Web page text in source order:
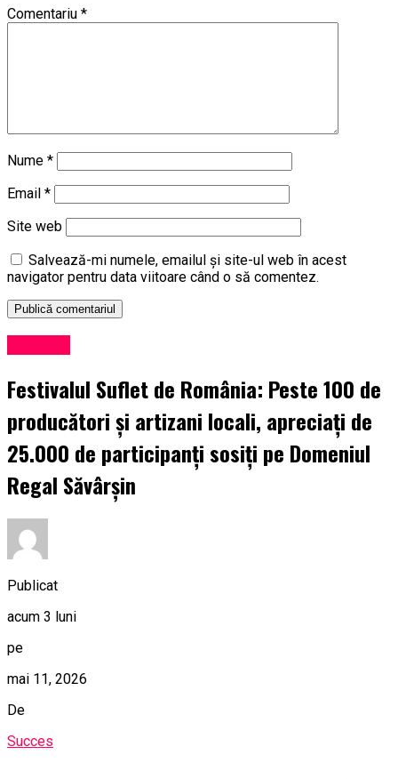
Comentariu *
Nume *
Email *
Site web
Salvează-mi numele, emailul și site-ul web în acest
navigator pentru data viitoare când o să comentez.
Festivalul Suflet de România: Peste 100 de
producători și artizani locali, apreciați de
25.000 de participanți sosiți pe Domeniul
Regal Săvârșin
Publicat
acum 3 luni
pe
mai 11, 2026
De
Succes